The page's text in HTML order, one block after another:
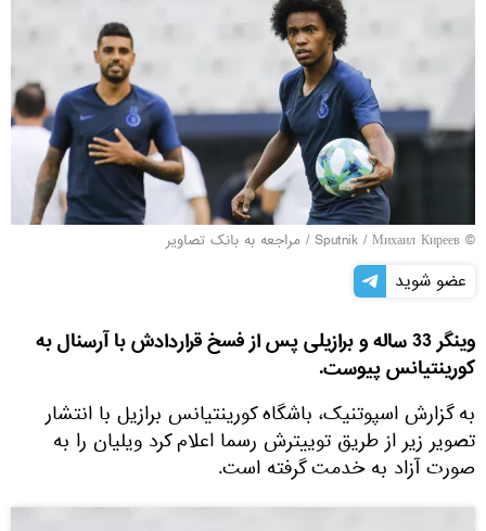
© Sputnik / Михаил Киреев
/ مراجعه به بانک تصاویر
عضو شوید
وینگر 33 ساله و برازیلی پس از فسخ قراردادش با آرسنال به
کورینتیانس پیوست.
به گزارش اسپوتنیک، باشگاه کورینتیانس برازیل با انتشار
تصویر زیر از طریق توییترش رسما اعلام کرد ویلیان را به
صورت آزاد به خدمت گرفته است.